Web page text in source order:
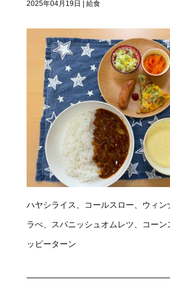
2025年04月19日 給食
ハヤシライス、コールスロー、ウィン
ラぺ、スパニッシュオムレツ、コーン
ッピーターン